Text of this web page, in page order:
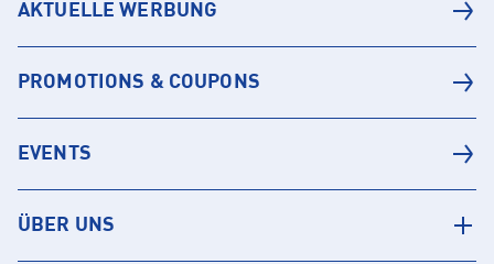
AKTUELLE WERBUNG
PROMOTIONS & COUPONS
EVENTS
ÜBER UNS